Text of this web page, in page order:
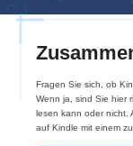
Fragen Sie sich, ob
Wenn ja, sind Sie hier
lesen kann oder nicht.
auf Kindle mit einem